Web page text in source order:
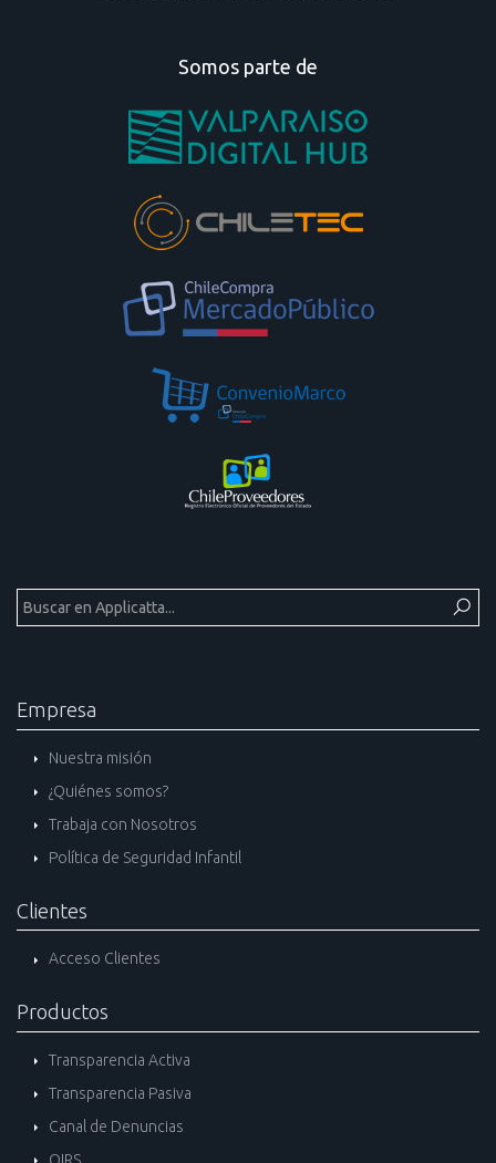
Somos parte de
Empresa
Nuestra misión
¿Quiénes somos?
Trabaja con Nosotros
Política de Seguridad Infantil
Clientes
Acceso Clientes
Productos
Transparencia Activa
Transparencia Pasiva
Canal de Denuncias